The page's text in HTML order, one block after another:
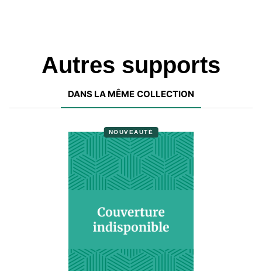
Autres supports
DANS LA MÊME COLLECTION
NOUVEAUTÉ